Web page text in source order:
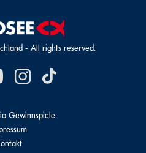
- All rights reserved.
Gewinnspiele